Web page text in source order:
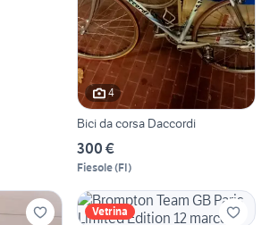
4
Bici da corsa Daccordi
300 €
Fiesole(FI)
Vetrina